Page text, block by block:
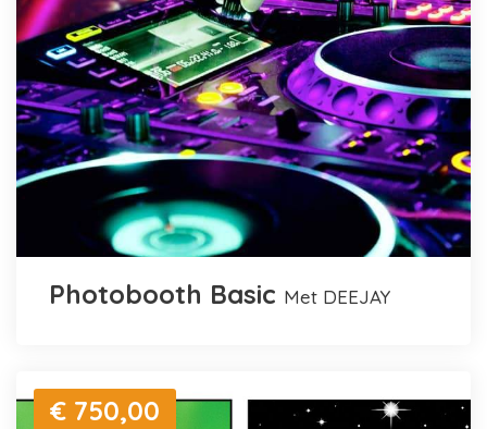
Photobooth Basic met DEEJAY
€ 750,00